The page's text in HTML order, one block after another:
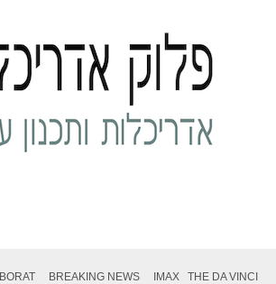
BORAT BREAKING NEWS IMAX
THE DA VINCI